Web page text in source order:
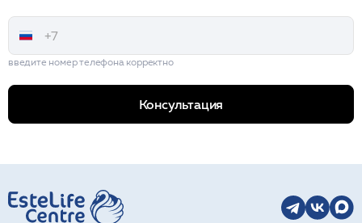
введите номер телефона корректно
Консультация